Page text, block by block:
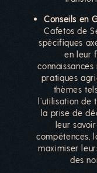
Conseils en
Cafetos de
spécifiques
en leur
pratiques
thèmes
l’utilisation de
la prise de
leur
compétences,
maximiser
des